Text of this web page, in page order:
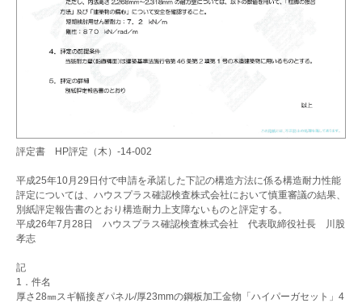
評定書 HP評定（木）-14-002
平成25年10月29日付で申請を承諾した下記の構造方法に係る構造耐力性能
評定については、ハウスプラス確認検査株式会社において慎重審議の結果、
別紙評定報告書のとおり構造耐力上支障ないものと評定する。
平成26年7月28日 ハウスプラス確認検査株式会社 代表取締役社長 川股
孝志
記
1．件名
厚さ28㎜スギ幅接ぎパネル/厚23mmの鋼板加工金物「ハイパーガセット」4